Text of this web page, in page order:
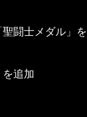
闘士メダル」
を追加